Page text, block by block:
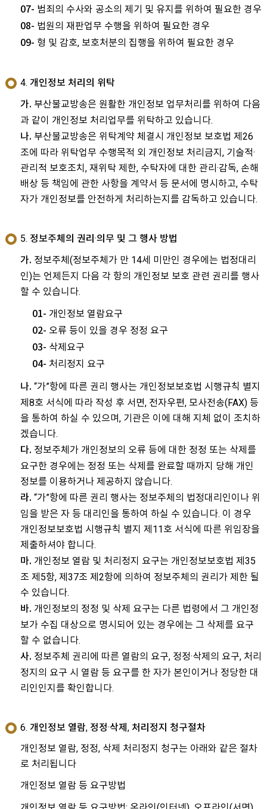
07- 범죄의 수사와 공소의 제기 및 유지를 위하여 필요한 경우
08- 법원의 재판업무 수행을 위하여 필요한 경우
09- 형 및 감호, 보호처분의 집행을 위하여 필요한 경우
4. 개인정보 처리의 위탁
가. 부산불교방송은 원활한 개인정보 업무처리를 위하여 다음
과 같이 개인정보 처리업무를 위탁하고 있습니다.
나. 부산불교방송은 위탁계약 체결시 개인정보 보호법 제26
조에 따라 위탁업무 수행목적 외 개인정보 처리금지, 기술적·
관리적 보호조치, 재위탁 제한, 수탁자에 대한 관리·감독, 손해
배상 등 책임에 관한 사항을 계약서 등 문서에 명시하고, 수탁
자가 개인정보를 안전하게 처리하는지를 감독하고 있습니다.
5. 정보주체의 권리·의무 및 그 행사 방법
가. 정보주체(정보주체가 만 14세 미만인 경우에는 법정대리
인)는 언제든지 다음 각 항의 개인정보 보호 관련 권리를 행사
할 수 있습니다.
01- 개인정보 열람요구
02- 오류 등이 있을 경우 정정 요구
03- 삭제요구
04- 처리정지 요구
나. “가”항에 따른 권리 행사는 개인정보보호법 시행규칙 별지
제8호 서식에 따라 작성 후 서면, 전자우편, 모사전송(FAX) 등
을 통하여 하실 수 있으며, 기관은 이에 대해 지체 없이 조치하
겠습니다.
다. 정보주체가 개인정보의 오류 등에 대한 정정 또는 삭제를
요구한 경우에는 정정 또는 삭제를 완료할 때까지 당해 개인
정보를 이용하거나 제공하지 않습니다.
라. “가”항에 따른 권리 행사는 정보주체의 법정대리인이나 위
임을 받은 자 등 대리인을 통하여 하실 수 있습니다. 이 경우
개인정보보호법 시행규칙 별지 제11호 서식에 따른 위임장을
제출하셔야 합니다.
마. 개인정보 열람 및 처리정지 요구는 개인정보보호법 제35
조 제5항, 제37조 제2항에 의하여 정보주체의 권리가 제한 될
수 있습니다.
바. 개인정보의 정정 및 삭제 요구는 다른 법령에서 그 개인정
보가 수집 대상으로 명시되어 있는 경우에는 그 삭제를 요구
할 수 없습니다.
사. 정보주체 권리에 따른 열람의 요구, 정정·삭제의 요구, 처리
정지의 요구 시 열람 등 요구를 한 자가 본인이거나 정당한 대
리인인지를 확인합니다.
6. 개인정보 열람, 정정·삭제, 처리정지 청구절차
개인정보 열람, 정정, 삭제 처리정지 청구는 아래와 같은 절차
로 처리됩니다
개인정보 열람 등 요구방법